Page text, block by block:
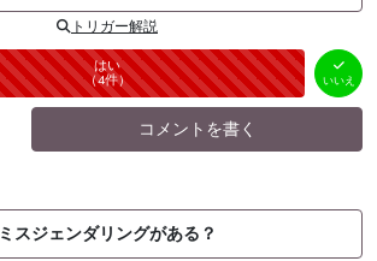
トリガー解説
はい
（4件） 未投票
いいえ
（ 0件）
いいえ
コメントを書く
ミスジェンダリングがある？